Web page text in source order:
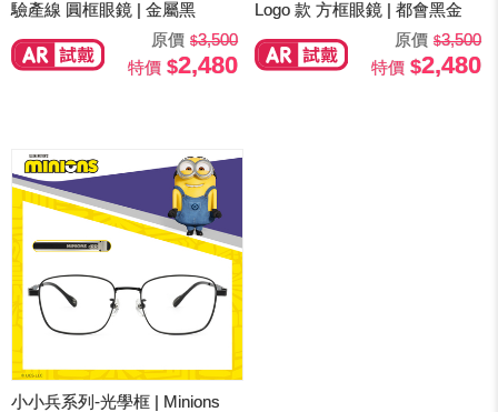
驗產線 圓框眼鏡 | 金屬黑
原價
3,500
特價
2,480
Logo 款 方框眼鏡 | 都會黑金
原價
3,500
特價
2,480
小小兵系列-光學框 | Minions